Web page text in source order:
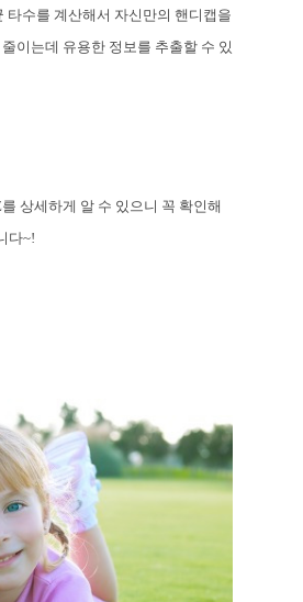
타수를 계산해서 자신만의 핸디캡을
이는데 유용한 정보를 추출할 수 있
를 상세하게 알 수 있으니 꼭 확인해
다~!